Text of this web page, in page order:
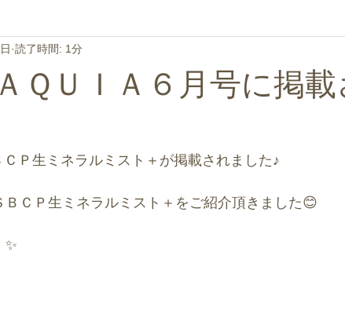
ＱＵＩＡ６月号に掲
読了時間: 1分
Ｐ生ミネラルミスト＋が掲載されました♪
ＣＰ生ミネラルミスト＋をご紹介頂きました😊